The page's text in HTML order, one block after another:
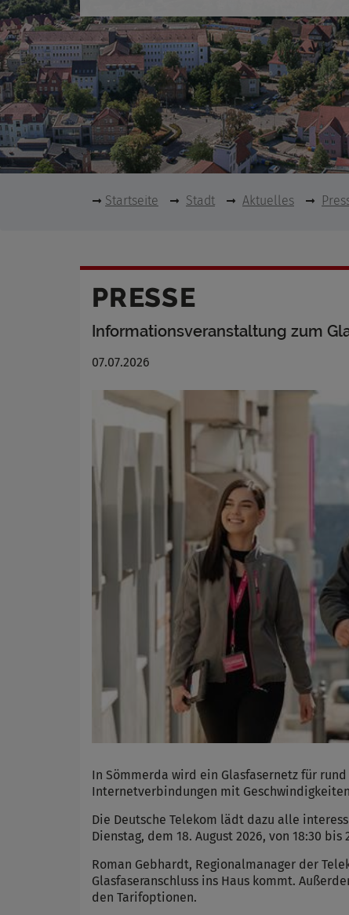
Startseite Stadt Aktuelles
PRESSE
Informationsveranstaltung zum
07.07.2026
In Sömmerda wird ein Glasfasernetz für
Internetverbindungen mit
Die Deutsche Telekom lädt dazu alle
Dienstag, dem 18. August 2026, von 18:30
Roman Gebhardt, Regionalmanager der
Glasfaseranschluss ins Haus kommt.
den Tarifoptionen.